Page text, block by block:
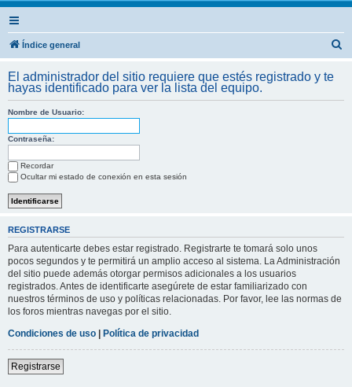
Índice general
c
El administrador del sitio requiere que estés registrado y te
hayas identificado para ver la lista del equipo.
Nombre de Usuario:
Contraseña:
Recordar
Ocultar mi estado de conexión en esta sesión
REGISTRARSE
Para autenticarte debes estar registrado. Registrarte te tomará solo unos
pocos segundos y te permitirá un amplio acceso al sistema. La Administración
del sitio puede además otorgar permisos adicionales a los usuarios
registrados. Antes de identificarte asegúrete de estar familiarizado con
nuestros términos de uso y políticas relacionadas. Por favor, lee las normas de
los foros mientras navegas por el sitio.
Condiciones de uso | Política de privacidad
Registrarse